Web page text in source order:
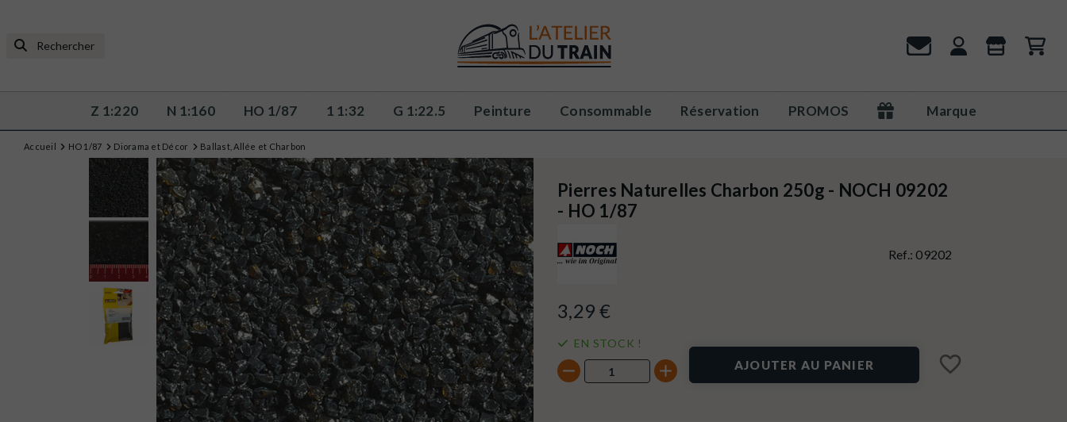
Z 1:220 N 1:160 HO 1/87 1 1:32 G 1:22.5 Peinture Consommable Réservation PROMOS Marque
Accueil HO 1/87 Diorama et Décor Ballast, Allée et Charbon
Pierres Naturelles Charbon 250g - NOCH 09202
- HO 1/87
Ref.:09202
3,29 €
EN STOCK !
AJOUTER AU PANIER favorite_border